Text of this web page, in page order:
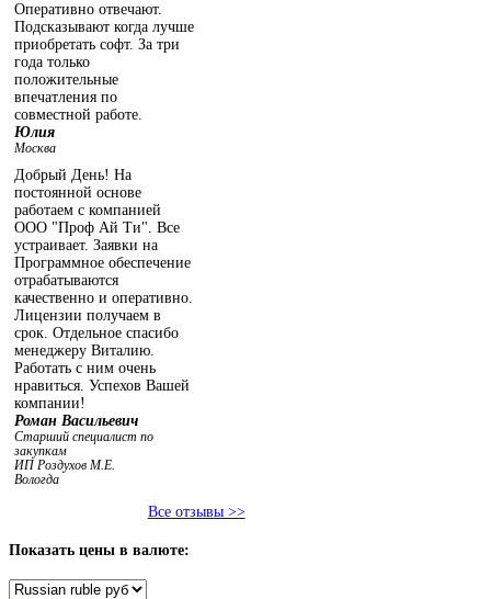
Оперативно отвечают.
Подсказывают когда лучше
приобретать софт. За три
года только
положительные
впечатления по
совместной работе.
Юлия
Москва
Добрый День! На
постоянной основе
работаем с компанией
ООО "Проф Ай Ти". Все
устраивает. Заявки на
Программное обеспечение
отрабатываются
качественно и оперативно.
Лицензии получаем в
срок. Отдельное спасибо
менеджеру Виталию.
Работать с ним очень
нравиться. Успехов Вашей
компании!
Роман Васильевич
Старший специалист по
закупкам
ИП Роздухов М.Е.
Вологда
Все отзывы >>
Показать цены в валюте: